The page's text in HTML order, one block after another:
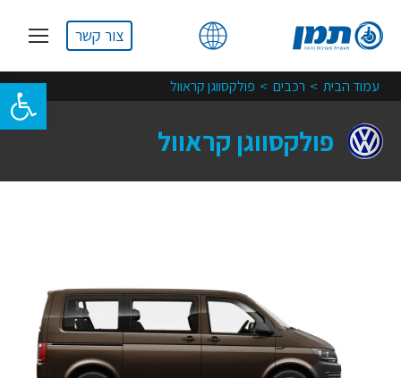
פתח
צור קשר
You are here:
עמוד הבית רכבים פולקסווגן קראוול
פולקסווגן קראוול